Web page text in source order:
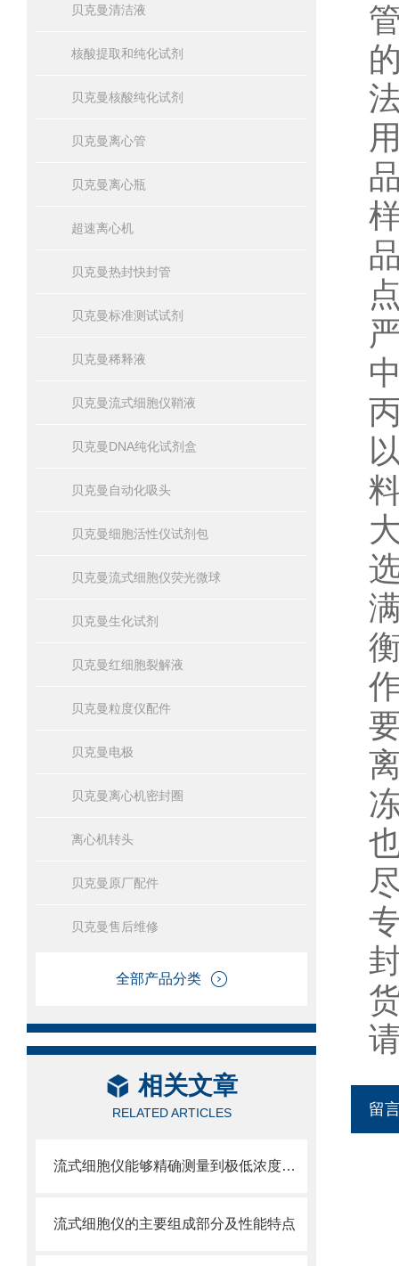
贝克曼清洁液
核酸提取和纯化试剂
贝克曼核酸纯化试剂
贝克曼离心管
贝克曼离心瓶
超速离心机
贝克曼热封快封管
贝克曼标准测试试剂
贝克曼稀释液
贝克曼流式细胞仪鞘液
贝克曼DNA纯化试剂盒
贝克曼自动化吸头
贝克曼细胞活性仪试剂包
贝克曼流式细胞仪荧光微球
贝克曼生化试剂
贝克曼红细胞裂解液
贝克曼粒度仪配件
贝克曼电极
贝克曼离心机密封圈
离心机转头
贝克曼原厂配件
贝克曼售后维修
全部产品分类
相关文章
RELATED ARTICLES
流式细胞仪能够精确测量到极低浓度的标记物
流式细胞仪的主要组成部分及性能特点
留